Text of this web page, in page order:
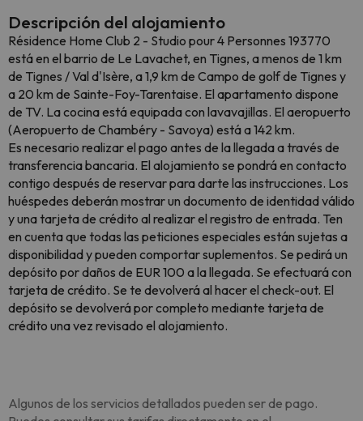
Descripción del alojamiento
Résidence Home Club 2 - Studio pour 4 Personnes 193770
está en el barrio de Le Lavachet, en Tignes, a menos de 1 km
de Tignes / Val d'Isère, a 1,9 km de Campo de golf de Tignes y
a 20 km de Sainte-Foy-Tarentaise. El apartamento dispone
de TV. La cocina está equipada con lavavajillas. El aeropuerto
(Aeropuerto de Chambéry - Savoya) está a 142 km.
Es necesario realizar el pago antes de la llegada a través de
transferencia bancaria. El alojamiento se pondrá en contacto
contigo después de reservar para darte las instrucciones. Los
huéspedes deberán mostrar un documento de identidad válido
y una tarjeta de crédito al realizar el registro de entrada. Ten
en cuenta que todas las peticiones especiales están sujetas a
disponibilidad y pueden comportar suplementos. Se pedirá un
depósito por daños de EUR 100 a la llegada. Se efectuará con
tarjeta de crédito. Se te devolverá al hacer el check-out. El
depósito se devolverá por completo mediante tarjeta de
crédito una vez revisado el alojamiento.
Algunos de los servicios detallados pueden ser de pago.